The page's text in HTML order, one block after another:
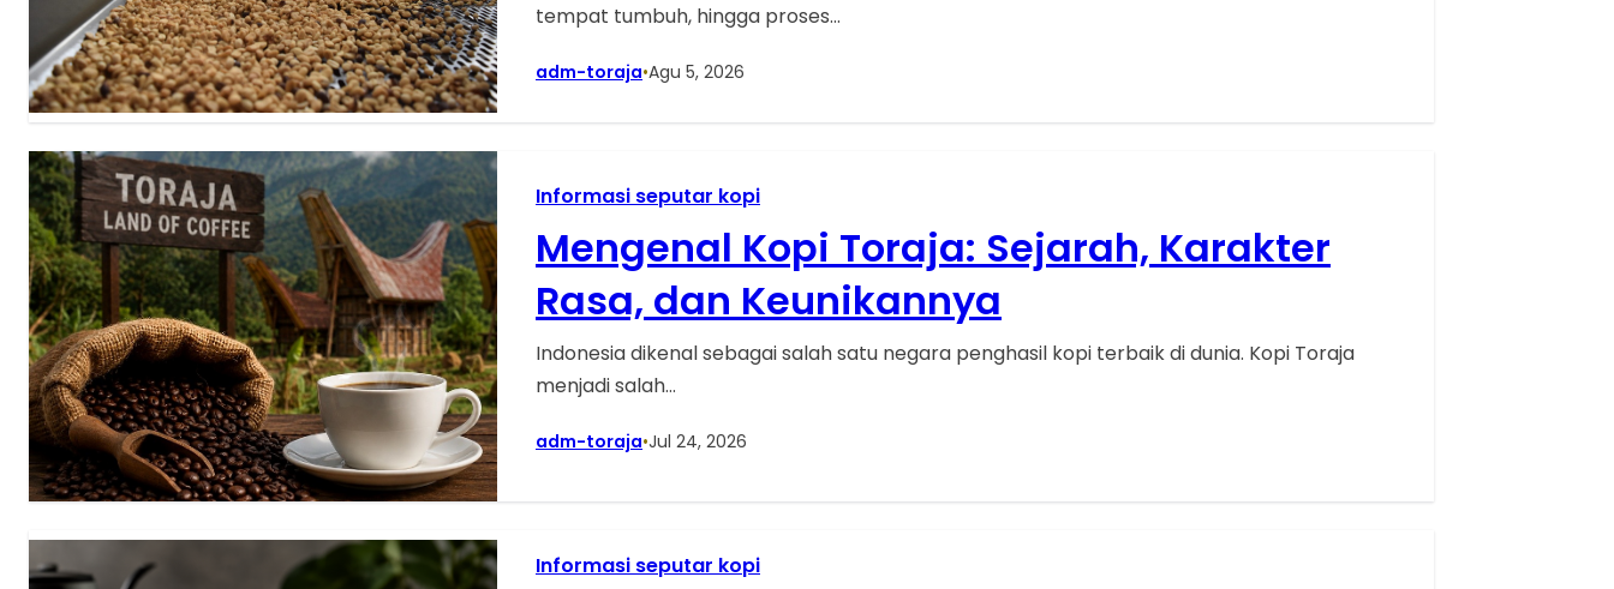
tempat tumbuh, hingga proses…
adm-toraja•Agu 5, 2026
Informasi seputar kopi
Mengenal Kopi Toraja: Sejarah, Karakter
Rasa, dan Keunikannya
Indonesia dikenal sebagai salah satu negara penghasil kopi terbaik di dunia. Kopi Toraja
menjadi salah…
adm-toraja•Jul 24, 2026
Informasi seputar kopi